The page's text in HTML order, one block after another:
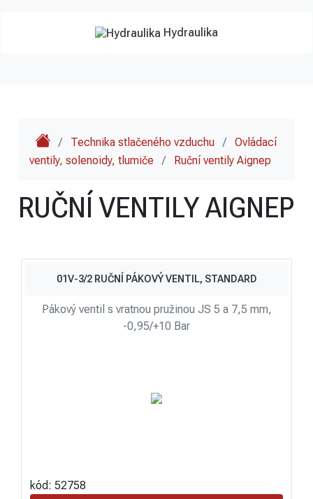
Hydraulika
/ Technika stlačeného vzduchu /
Ovládací
ventily, solenoidy, tlumiče
/ Ruční ventily Aignep
RUČNÍ VENTILY AIGNEP
01V-3/2 RUČNÍ PÁKOVÝ VENTIL, STANDARD
Pákový ventil s vratnou pružinou JS 5 a 7,5 mm,
-0,95/+10 Bar
kód: 52758